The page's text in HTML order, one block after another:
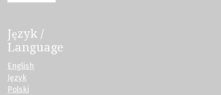
Język /
Language
English
Język
Polski